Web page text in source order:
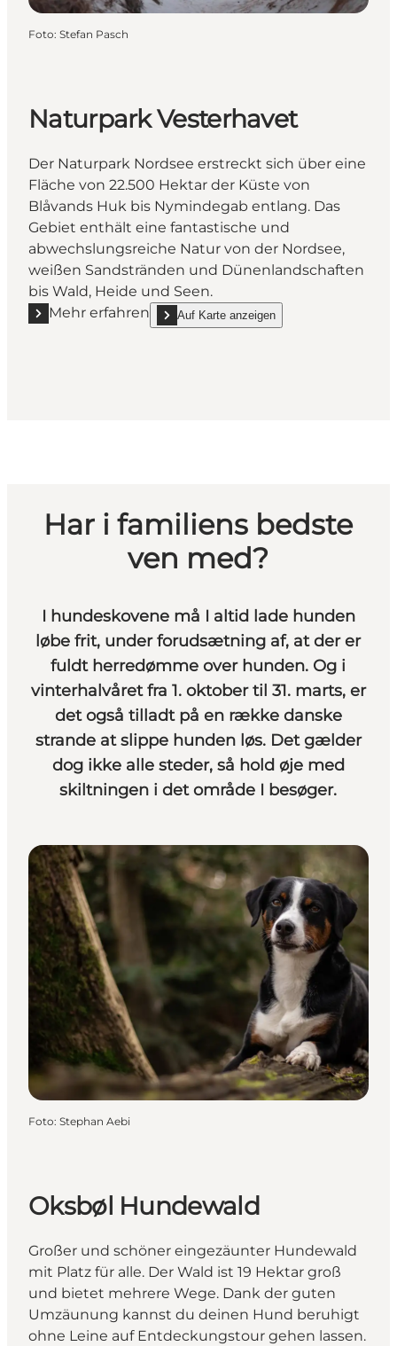
Foto: Stefan Pasch
Naturpark Vesterhavet
Der Naturpark Nordsee erstreckt sich über eine
Fläche von 22.500 Hektar der Küste von
Blåvands Huk bis Nymindegab entlang. Das
Gebiet enthält eine fantastische und
abwechslungsreiche Natur von der Nordsee,
weißen Sandstränden und Dünenlandschaften
bis Wald, Heide und Seen.
Mehr erfahren
Mehr erfahren "Naturpark Vesterhavet"
Auf Karte anzeigen
show Naturpark Vesterhavet on_map
Har i familiens bedste
ven med?
I hundeskovene må I altid lade hunden
løbe frit, under forudsætning af, at der er
fuldt herredømme over hunden. Og i
vinterhalvåret fra 1. oktober til 31. marts, er
det også tilladt på en række danske
strande at slippe hunden løs. Det gælder
dog ikke alle steder, så hold øje med
skiltningen i det område I besøger.
Foto: Stephan Aebi
Oksbøl Hundewald
Großer und schöner eingezäunter Hundewald
mit Platz für alle. Der Wald ist 19 Hektar groß
und bietet mehrere Wege. Dank der guten
Umzäunung kannst du deinen Hund beruhigt
ohne Leine auf Entdeckungstour gehen lassen.